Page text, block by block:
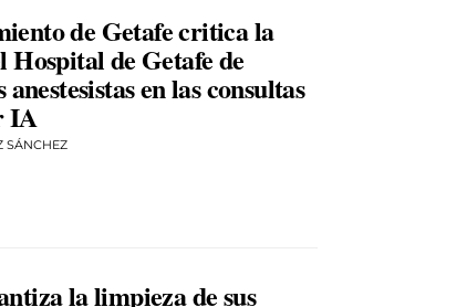
de Getafe critica la
Hospital de Getafe de
en las consultas
IA
SÁNCHEZ
la limpieza de sus